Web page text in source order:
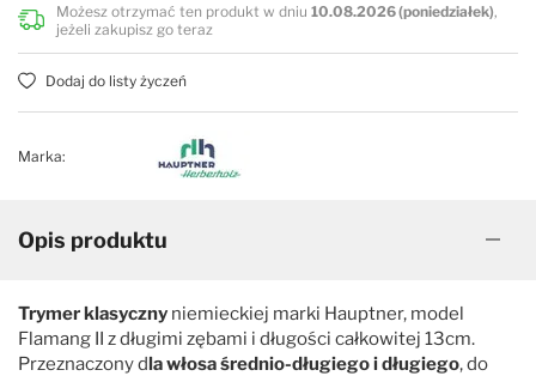
Możesz otrzymać ten produkt w dniu10.08.2026 (poniedziałek),
jeżeli zakupisz go teraz
Dodaj do listy życzeń
Marka:
Opis produktu
Trymer klasyczny niemieckiej marki Hauptner, model
Flamang II z długimi zębami i długości całkowitej 13cm.
Przeznaczony dla włosa średnio-długiego i długiego, do